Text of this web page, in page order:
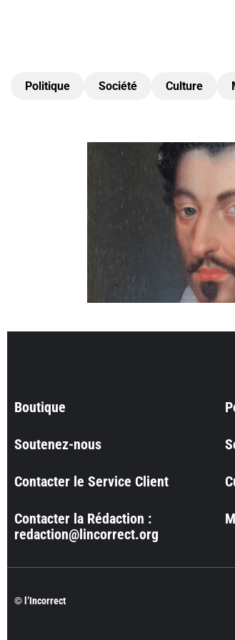
Politique Société Culture
Boutique
Soutenez-nous
Contacter le Service Client
Contacter la Rédaction :
redaction@lincorrect.org
© l’Incorrect